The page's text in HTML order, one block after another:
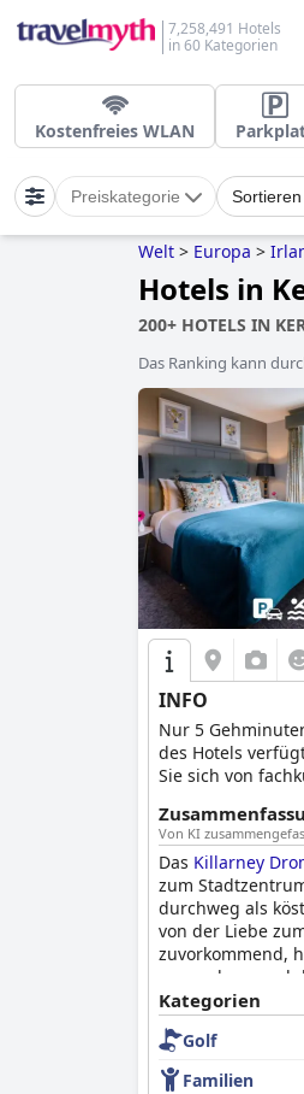
7,258,491 Hotels
in 60 Kategorien
Kostenfreies WLAN
Preiskategorie
Welt > Europa >
Hotels in
200+ HOTELS IN
Das Ranking kann
INFO
Nur 5
des Hotels
Sie sich von
Killarney
Ireland's
Von KI
Das Killarney
zum
durchweg als
von der Liebe
zuvorkommend,
angesehen,
in denen sie je
Kategorien
Golf
Familien